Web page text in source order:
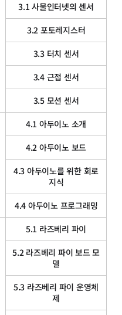
3.1 사물인터넷의 센서
3.2 포토레지스터
3.3 터치 센서
3.4 근접 센서
3.5 모션 센서
4.1 아두이노 소개
4.2 아두이노 보드
4.3 아두이노를 위한 회로
지식
4.4 아두이노 프로그래밍
5.1 라즈베리 파이
5.2 라즈베리 파이 보드 모
델
5.3 라즈베리 파이 운영체
제